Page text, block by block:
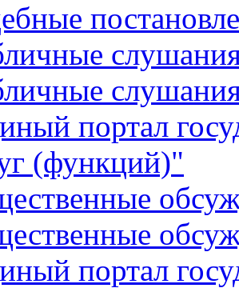
портал
(функций)"
портал